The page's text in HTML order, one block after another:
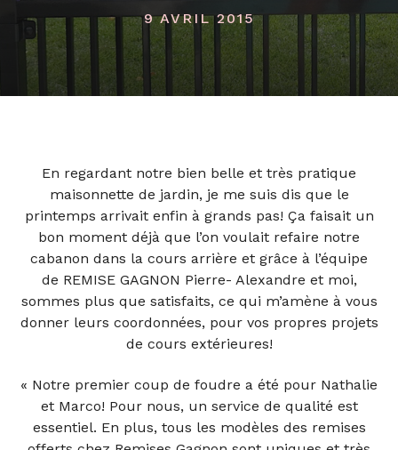
9 AVRIL 2015
En regardant notre bien belle et très pratique
maisonnette de jardin, je me suis dis que le
printemps arrivait enfin à grands pas! Ça faisait un
bon moment déjà que l’on voulait refaire notre
cabanon dans la cours arrière et grâce à l’équipe
de REMISE GAGNON Pierre- Alexandre et moi,
sommes plus que satisfaits, ce qui m’amène à vous
donner leurs coordonnées, pour vos propres projets
de cours extérieures!
« Notre premier coup de foudre a été pour Nathalie
et Marco! Pour nous, un service de qualité est
essentiel. En plus, tous les modèles des remises